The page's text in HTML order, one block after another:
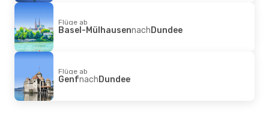
Flüge ab
Basel-MülhausennachDundee
Flüge ab
GenfnachDundee